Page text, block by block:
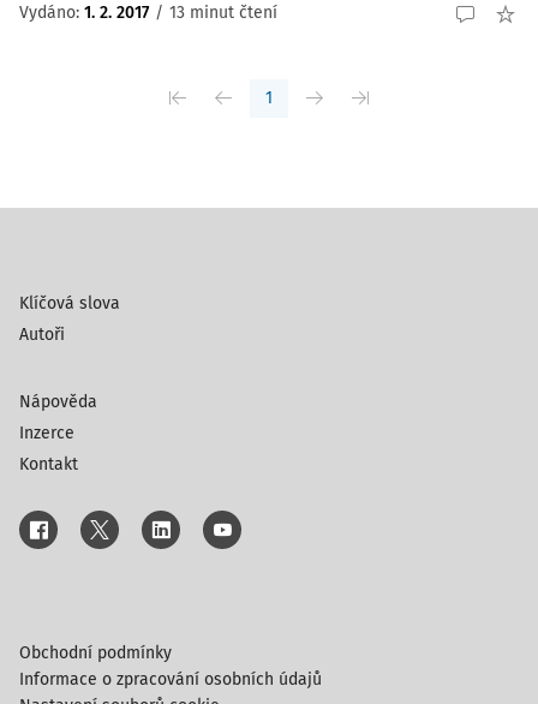
Vydáno: 1. 2. 2017 / 13 minut čtení
1
Klíčová slova
Autoři
Nápověda
Inzerce
Kontakt
Obchodní podmínky
Informace o zpracování osobních údajů